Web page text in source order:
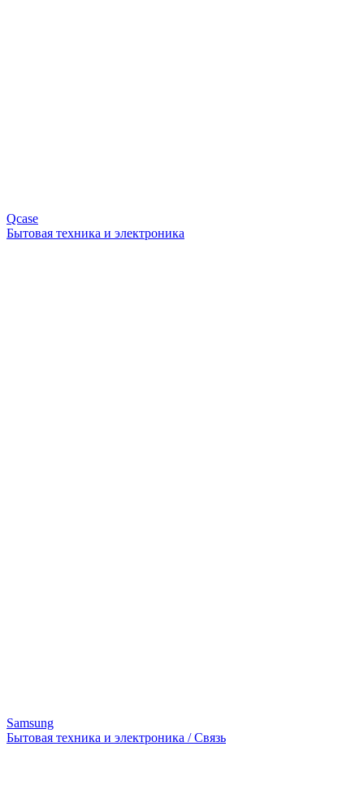
Qcase
Бытовая техника и электроника
Samsung
Бытовая техника и электроника / Связь